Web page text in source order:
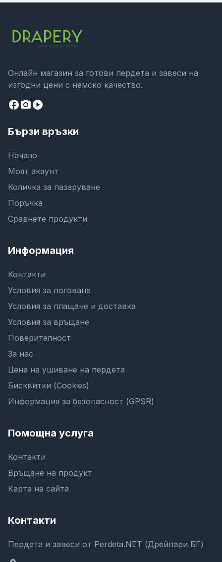
Онлайн магазин за готови пердета и завеси на
изгодни цени с немско качество.
facebookcamera_altplay_circle
Бързи връзки
Начало
Моят акаунт
Количка за пазаруване
Поръчка
Сравнете продукти
Информация
Контакти
Условия за ползване
Условия за плащане и доставка
Условия за връщане
Поверителност
За нас
Цена на ушиване на пердета
Бисквитки (Cookies)
Информация за безопасност (GPSR)
Помощна услуга
Контакти
Връщане на продукт
Карта на сайта
Контакти
Пердета и завеси от Perdeta.NET (Дрейпари БГ)